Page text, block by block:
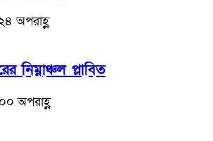
অপরাহ্ণ
নিম্নাঞ্চল প্লাবিত
অপরাহ্ণ